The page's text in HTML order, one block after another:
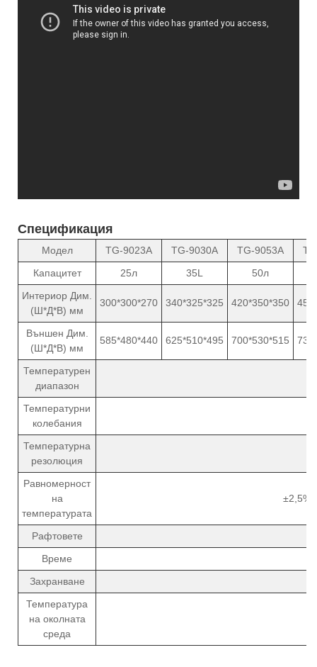
Спецификация
Модел TG-9023A TG-9030A TG-9053A
Капацитет
25л 35L
50л
Интериор Дим.
(Ш*Д*В) мм
300*300*270 340*325*325 420*350*350
Външен Дим.
(Ш*Д*В) мм
585*480*440 625*510*495 700*530*515
Температурен
диапазон
Температурни
колебания
Температурна
резолюция
Равномерност
на
температурата
±2,5%
Рафтовете
Време
Захранване
Температура
на околната
среда